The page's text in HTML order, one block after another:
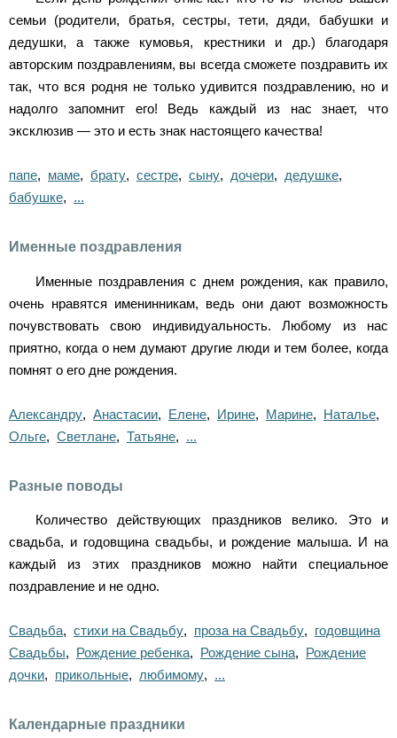
семьи (родители, братья, сестры, тети, дяди, бабушки и
дедушки, а также кумовья, крестники и др.) благодаря
авторским поздравлениям, вы всегда сможете поздравить их
так, что вся родня не только удивится поздравлению, но и
надолго запомнит его! Ведь каждый из нас знает, что
эксклюзив — это и есть знак настоящего качества!
папе, маме, брату, сестре, сыну, дочери, дедушке,
бабушке, ...
Именные поздравления
Именные поздравления с днем рождения, как правило,
очень нравятся именинникам, ведь они дают возможность
почувствовать свою индивидуальность. Любому из нас
приятно, когда о нем думают другие люди и тем более, когда
помнят о его дне рождения.
Александру, Анастасии, Елене, Ирине, Марине, Наталье,
Ольге, Светлане, Татьяне, ...
Разные поводы
Количество действующих праздников велико. Это и
свадьба, и годовщина свадьбы, и рождение малыша. И на
каждый из этих праздников можно найти специальное
поздравление и не одно.
Свадьба, стихи на Свадьбу, проза на Свадьбу, годовщина
Свадьбы, Рождение ребенка, Рождение сына, Рождение
дочки, прикольные, любимому, ...
Календарные праздники